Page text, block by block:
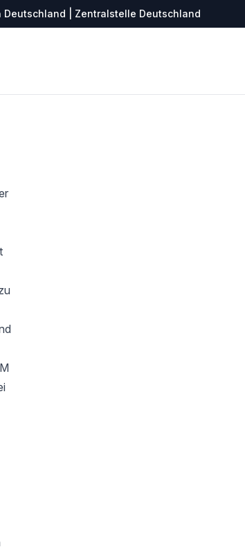
Deutschland | Zentralstelle Deutschland